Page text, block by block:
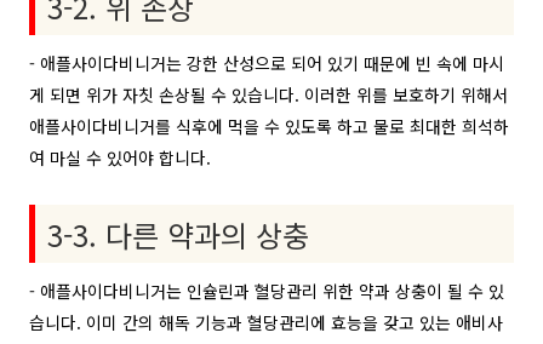
- 애플사이다비니거는 강한 산성으로 되어 있기 때문에 빈 속에 마시
게 되면 위가 자칫 손상될 수 있습니다. 이러한 위를 보호하기 위해서
애플사이다비니거를 식후에 먹을 수 있도록 하고 물로 최대한 희석하
여 마실 수 있어야 합니다.
3-3. 다른 약과의 상충
- 애플사이다비니거는 인슐린과 혈당관리 위한 약과 상충이 될 수 있
습니다. 이미 간의 해독 기능과 혈당관리에 효능을 갖고 있는 애비사